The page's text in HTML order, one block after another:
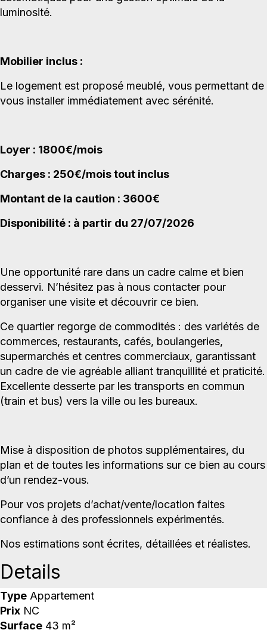
luminosité.
Mobilier inclus :
Le logement est proposé meublé, vous permettant de
vous installer immédiatement avec sérénité.
Loyer : 1800€/mois
Charges : 250€/mois tout inclus
Montant de la caution : 3600€
Disponibilité : à partir du 27/07/2026
Une opportunité rare dans un cadre calme et bien
desservi. N’hésitez pas à nous contacter pour
organiser une visite et découvrir ce bien.
Ce quartier regorge de commodités : des variétés de
commerces, restaurants, cafés, boulangeries,
supermarchés et centres commerciaux, garantissant
un cadre de vie agréable alliant tranquillité et praticité.
Excellente desserte par les transports en commun
(train et bus) vers la ville ou les bureaux.
Mise à disposition de photos supplémentaires, du
plan et de toutes les informations sur ce bien au cours
d’un rendez-vous.
Pour vos projets d’achat/vente/location faites
confiance à des professionnels expérimentés.
Nos estimations sont écrites, détaillées et réalistes.
Details
Type Appartement
Prix NC
Surface 43 m²